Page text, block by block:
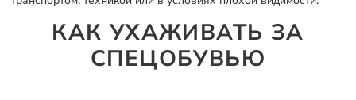
КАК УХАЖИВАТЬ ЗА
СПЕЦОБУВЬЮ